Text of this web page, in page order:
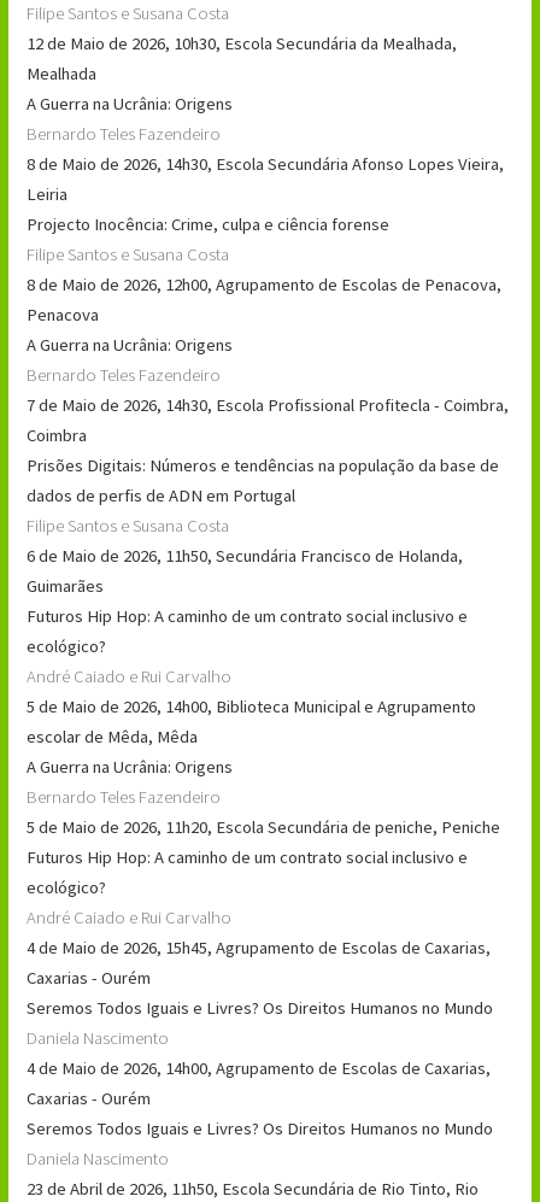
Filipe Santos e Susana Costa
12 de Maio de 2026, 10h30, Escola Secundária da Mealhada,
Mealhada
A Guerra na Ucrânia: Origens
Bernardo Teles Fazendeiro
8 de Maio de 2026, 14h30, Escola Secundária Afonso Lopes Vieira,
Leiria
Projecto Inocência: Crime, culpa e ciência forense
Filipe Santos e Susana Costa
8 de Maio de 2026, 12h00, Agrupamento de Escolas de Penacova,
Penacova
A Guerra na Ucrânia: Origens
Bernardo Teles Fazendeiro
7 de Maio de 2026, 14h30, Escola Profissional Profitecla - Coimbra,
Coimbra
Prisões Digitais: Números e tendências na população da base de
dados de perfis de ADN em Portugal
Filipe Santos e Susana Costa
6 de Maio de 2026, 11h50, Secundária Francisco de Holanda,
Guimarães
Futuros Hip Hop: A caminho de um contrato social inclusivo e
ecológico?
André Caiado e Rui Carvalho
5 de Maio de 2026, 14h00, Biblioteca Municipal e Agrupamento
escolar de Mêda, Mêda
A Guerra na Ucrânia: Origens
Bernardo Teles Fazendeiro
5 de Maio de 2026, 11h20, Escola Secundária de peniche, Peniche
Futuros Hip Hop: A caminho de um contrato social inclusivo e
ecológico?
André Caiado e Rui Carvalho
4 de Maio de 2026, 15h45, Agrupamento de Escolas de Caxarias,
Caxarias - Ourém
Seremos Todos Iguais e Livres? Os Direitos Humanos no Mundo
Daniela Nascimento
4 de Maio de 2026, 14h00, Agrupamento de Escolas de Caxarias,
Caxarias - Ourém
Seremos Todos Iguais e Livres? Os Direitos Humanos no Mundo
Daniela Nascimento
23 de Abril de 2026, 11h50, Escola Secundária de Rio Tinto, Rio